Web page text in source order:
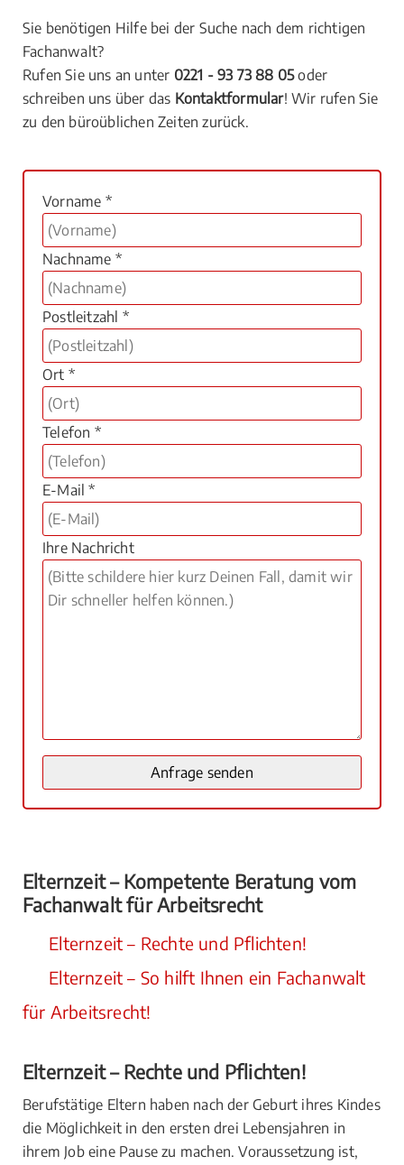
Sie benötigen Hilfe bei der Suche nach dem richtigen
Fachanwalt?
Rufen Sie uns an unter 0221 - 93 73 88 05oder
schreiben uns über das Kontaktformular! Wir rufen Sie
zu den büroüblichen Zeiten zurück.
Vorname *
Nachname *
Postleitzahl *
Ort *
Telefon *
E-Mail *
Ihre Nachricht
Elternzeit – Kompetente Beratung vom
Fachanwalt für Arbeitsrecht
Elternzeit – Rechte und Pflichten!
Elternzeit – So hilft Ihnen ein Fachanwalt
für Arbeitsrecht!
Elternzeit – Rechte und Pflichten!
Berufstätige Eltern haben nach der Geburt ihres Kindes
die Möglichkeit in den ersten drei Lebensjahren in
ihrem Job eine Pause zu machen. Voraussetzung ist,